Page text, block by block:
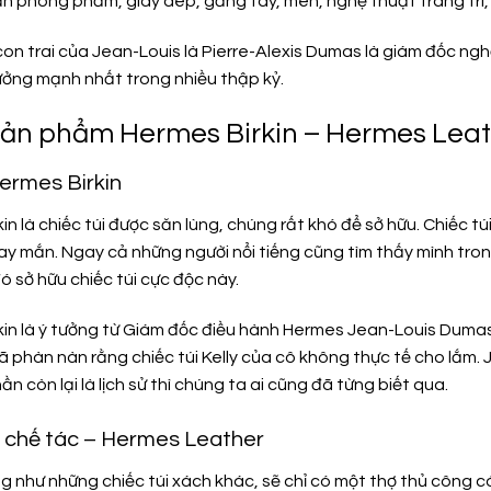
trai của Jean-Louis là Pierre-Alexis Dumas là giám đốc
mạnh nhất trong nhiều thập kỷ.
phẩm Hermes Birkin – Hermes
Birkin
là chiếc túi được săn lùng, chúng rất khó để sở hữu.
mắn. Ngay cả những người nổi tiếng cũng tìm thấy mình
sở hữu chiếc túi cực độc này.
là ý tưởng từ Giám đốc điều hành Hermes Jean-Louis
phàn nàn rằng chiếc túi Kelly của cô không thực tế cho
còn lại là lịch sử thì chúng ta ai cũng đã từng biết qua.
chế tác – Hermes Leather
như những chiếc túi xách khác, sẽ chỉ có một thợ thủ công